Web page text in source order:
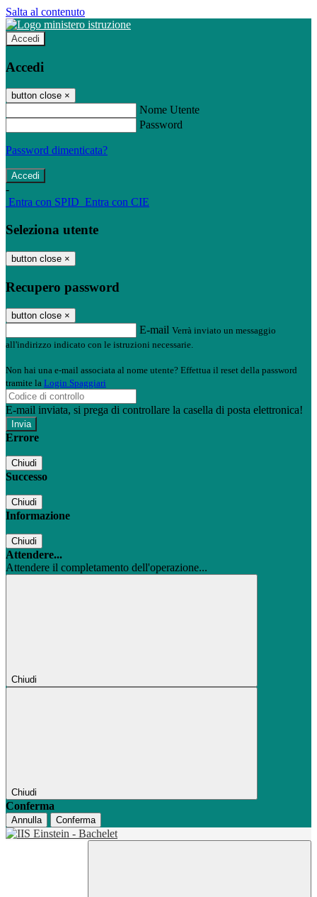
Salta al contenuto
Accedi
Accedi
button close ×
Nome Utente
Password
Password dimenticata?
-
Entra con SPID Entra con CIE
Seleziona utente
button close ×
Recupero password
button close ×
E-mail Verrà inviato un messaggio
all'indirizzo indicato con le istruzioni necessarie.
Non hai una e-mail associata al nome utente? Effettua il reset della password
tramite la Login Spaggiari
E-mail inviata, si prega di controllare la casella di posta elettronica!
Errore
Chiudi
Successo
Chiudi
Informazione
Chiudi
Attendere...
Attendere il completamento dell'operazione...
Chiudi
Chiudi
Conferma
Annulla Conferma